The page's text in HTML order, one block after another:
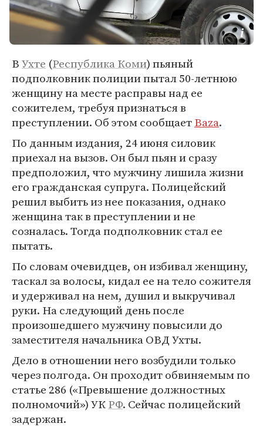
ВУхте (Республика Коми) пьяный
подполковник полиции пытал 50-летнюю
женщину на месте расправы над ее
сожителем, требуя признаться в
преступлении. Об этом сообщаетBaza.
По данным издания, 24 июня силовик
приехал на вызов. Он был пьян и сразу
предположил, что мужчину лишила жизни
его гражданская супруга. Полицейский
решил выбить из нее показания, однако
женщина так в преступлении и не
созналась. Тогда подполковник стал ее
пытать.
По словам очевидцев, он избивал женщину,
таскал за волосы, кидал ее на тело сожителя
и удерживал на нем, душил и выкручивал
руки. На следующий день после
произошедшего мужчину повысили до
заместителя начальника ОВД Ухты.
Дело в отношении него возбудили только
через полгода. Он проходит обвиняемым по
статье 286 («Превышение должностных
полномочий») УКРФ. Сейчас полицейский
задержан.